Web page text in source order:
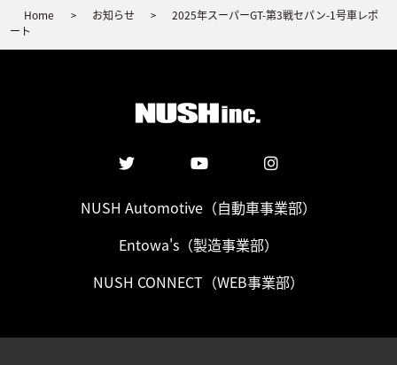
Home > お知らせ >
2025年スーパーGT-第3戦セパン-1号車レポ
ート
NUSH Automotive （自動車事業部）
Entowa's （製造事業部）
NUSH CONNECT （WEB事業部）